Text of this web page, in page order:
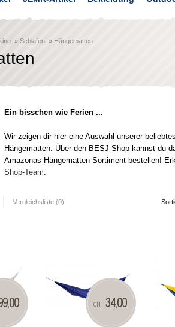
» Schlafen » Hängematten
Ein bisschen wie Ferien ...
Wir zeigen dir hier eine Auswahl unserer
Hängematten. Über den BESJ-Shop kannst du
Amazonas Hängematten-Sortiment bestellen!
Shop-Team.
Vergleichsliste (0)
CHF 34,00